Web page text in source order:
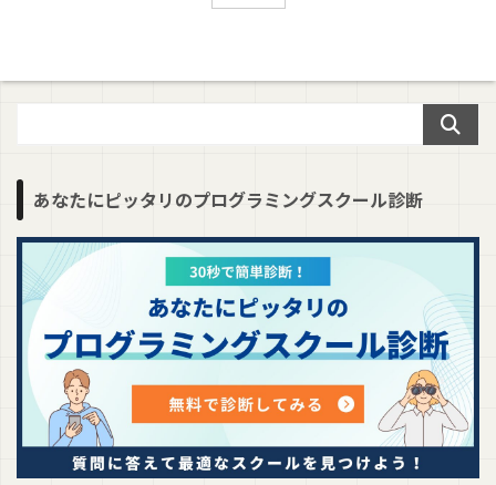
あなたにピッタリのプログラミングスクール診断